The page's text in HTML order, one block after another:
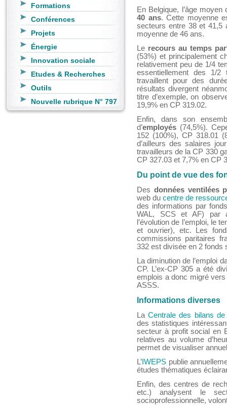
Formations
Conférences
Projets
Énergie
Innovation sociale
Etudes & Recherches
Outils
Nouvelle rubrique N° 797
En Belgique, l’âge
40 ans. Cette moyenne
secteurs entre 38 et 41,5
moyenne de 46 ans.
Le recours au temps
(53%) et principalement
relativement peu de 1/4
essentiellement des 1/
travaillent pour des
résultats divergent
titre d’exemple, on
19,9% en CP 319.02.
Enfin, dans son
d’employés (74,5%).
152 (100%), CP 318.01
d’ailleurs des salaires
travailleurs de la CP 330
CP 327.03 et 7,7% en CP
Du point de vue des
Des données ventilées
web du centre de
des informations par
WAL, SCS et AF) par
l’évolution de l’emploi, le
et ouvrier), etc. Les
commissions paritaires
332 est divisée en 2 fonds
La diminution de l’emploi
CP. L’ex-CP 305 a été
emplois a donc migré
ASSS.
Informations diverses
LaCentrale des bilans
des statistiques
secteur à profit social en
relatives au volume
permet de visualiser
L’ IWEPS publie
études thématiques
Enfin, des centres de
etc.) analysent le
socioprofessionnelle,